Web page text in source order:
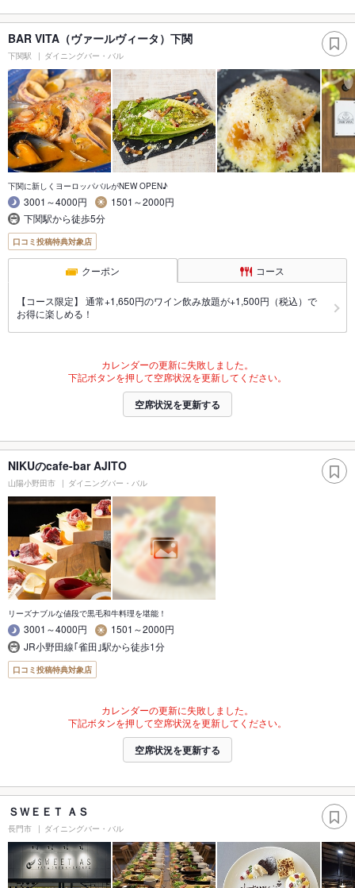
BAR VITA（ヴァールヴィータ）下関
下関駅 ダイニングバー・バル
下関に新しくヨーロッパバルがNEW OPEN♪
3001～4000円
1501～2000円
下関駅から徒歩5分
口コミ投稿特典対象店
クーポン コース
【コース限定】 通常+1,650円のワイン飲み放題が+1,500円（税込）で
お得に楽しめる！
カレンダーの更新に失敗しました。
下記ボタンを押して空席状況を更新してください。
空席状況を更新する
NIKUのcafe-bar AJITO
山陽小野田市 ダイニングバー・バル
リーズナブルな値段で黒毛和牛料理を堪能！
3001～4000円
1501～2000円
JR小野田線｢雀田｣駅から徒歩1分
口コミ投稿特典対象店
カレンダーの更新に失敗しました。
下記ボタンを押して空席状況を更新してください。
空席状況を更新する
ＳＷＥＥＴ ＡＳ
長門市 ダイニングバー・バル